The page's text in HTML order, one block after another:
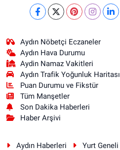
Aydın Nöbetçi Eczaneler
Aydın Hava Durumu
Aydin Namaz Vakitleri
Aydın Trafik Yoğunluk Haritası
Puan Durumu ve Fikstür
Tüm Manşetler
Son Dakika Haberleri
Haber Arşivi
Aydın Haberleri Yurt Geneli